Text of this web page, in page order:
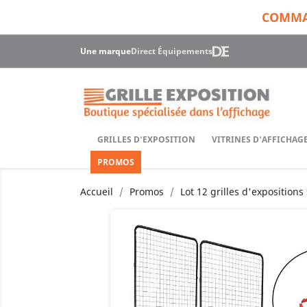
Une marqueDirect Équipements
GRILLES D'EXPOSITION
VITRINES
PROMOS
Accueil Promos Lot 12 grilles